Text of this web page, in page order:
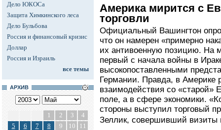
Дело ЮКОСа
Защита Химкинского леса
Дело Бульбова
Россия и финансовый кризис
Доллар
Россия и Израиль
все темы
АРХИВ
1 2 3
4
5
6 7 8 9 10
11
Америка мирится с
торговли
Официальный Вашингтон
что он намерен «примерно
их антивоенную позицию. На
первый с начала войны в
высокопоставленными
Германии. Правда, в Америке
взаимодействия со «старой»
поле, а в сфере экономики.
стороны выступил торговый
Зеллик, совершивший